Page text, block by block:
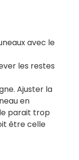
avec le
les restes
Ajuster la
en
parait trop
être celle